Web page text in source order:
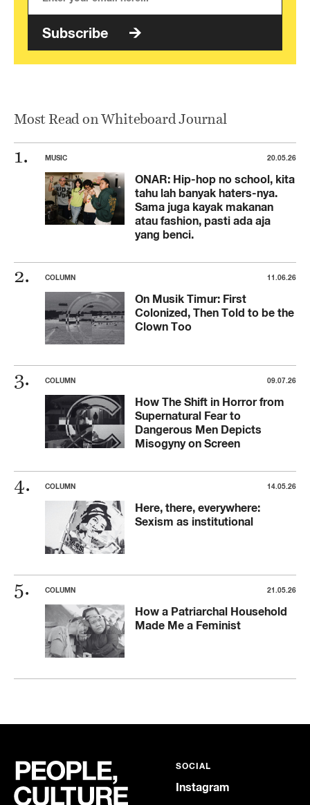
Subscribe
Most Read on Whiteboard Journal
MUSIC 20.05.26
ONAR: Hip-hop no school, kita
tahu lah banyak haters-nya.
Sama juga kayak makanan
atau fashion, pasti ada aja
yang benci.
COLUMN 11.06.26
On Musik Timur: First
Colonized, Then Told to be the
Clown Too
COLUMN 09.07.26
How The Shift in Horror from
Supernatural Fear to
Dangerous Men Depicts
Misogyny on Screen
COLUMN 14.05.26
Here, there, everywhere:
Sexism as institutional
COLUMN 21.05.26
How a Patriarchal Household
Made Me a Feminist
SOCIAL
Instagram